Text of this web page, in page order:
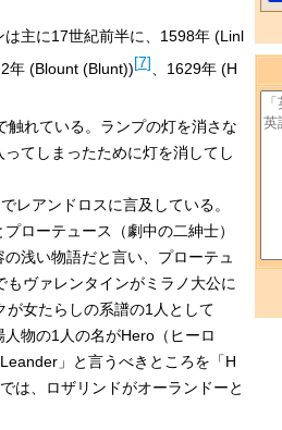
主に17世紀前半に、1598年 (Linl
年 (Blount (Blunt))[7] 、1629年 (H
触れている。ランプの灯を消さな
てしまったために灯を消してし
レアンドロスに言及している。
ローテュース（劇中の二紳士）
浅い物語だと言い、プローテュ
ヴァレンタインがミラノ大公に
女たらしの系譜の1人として
物の1人の名がHero（ヒーロ
」と言うべきところを「H
は、ロザリンドがオーランドーと